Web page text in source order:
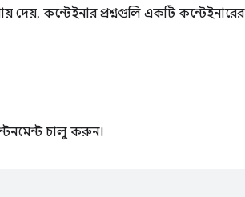
কন্টেইনার প্রশ্নগুলি একটি কন্টেইনারের
চালু করুন।